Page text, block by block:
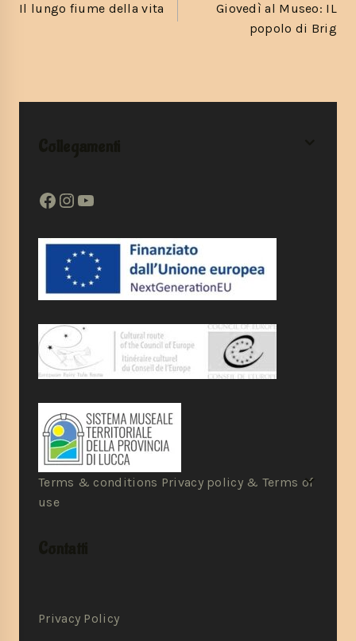
Il lungo fiume della vita
Giovedì al Museo: IL
popolo di Brig
Terms & conditions Privacy policy & Terms of
use
Privacy Policy